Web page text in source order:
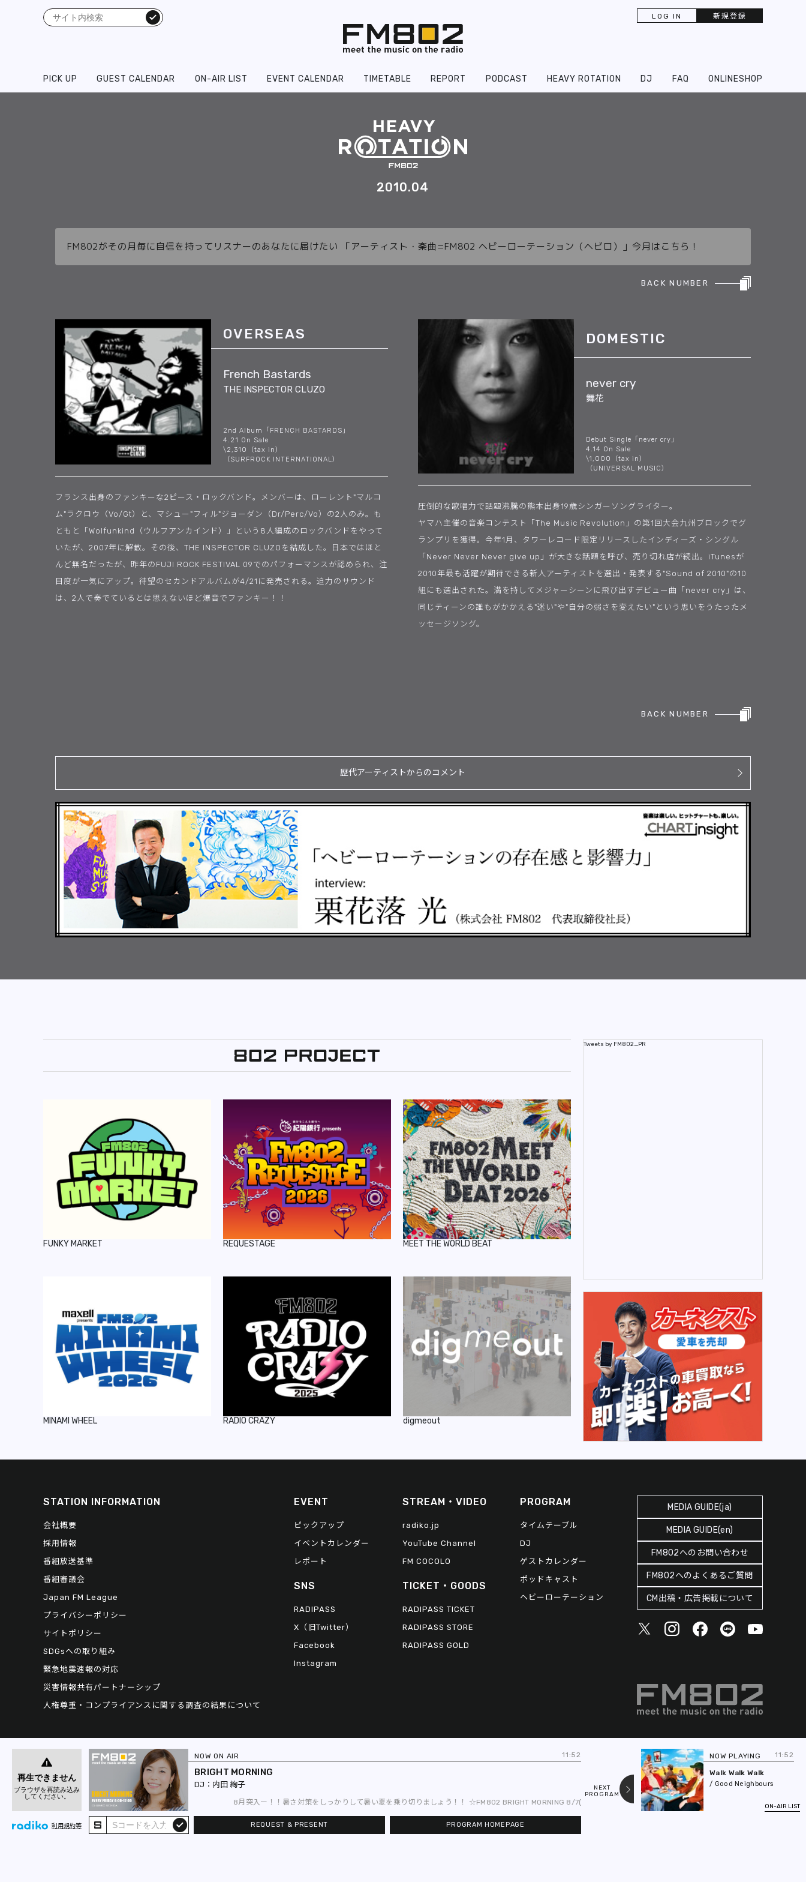
LOG IN 新規登録
検索
PICK UP GUEST CALENDAR ON-AIR LIST EVENT CALENDAR TIMETABLE REPORT PODCAST HEAVY ROTATION DJ FAQ ONLINESHOP
利用規約等
NOW ON AIR 11:52
BRIGHT MORNING
内田 絢子
8月突入ー！！暑さ対策をしっかりして暑い夏を乗り切りましょう！！ ☆FM802 BRIGHT MORNING 8/7(金)メニュー☆●6時台：【ReN】からモーニングメッセージが到着！●7
NEXT
PROGRAM
submit REQUEST & PRESENT PROGRAM HOMEPAGE
PREV
PROGRAM
まだ間に合う週末行楽情
NOW PLAYING 11:52
Walk Walk Walk
/ Good Neighbours
ON-AIR LIST
2010.04
FM802がその月毎に自信を持ってリスナーのあなたに届けたい 「アーティスト・楽曲=FM802 ヘビーローテーション（ヘビロ）」今月はこちら！
BACK NUMBER
OVERSEAS
French Bastards
THE INSPECTOR CLUZO
2nd Album「FRENCH BASTARDS」
4.21 On Sale
\2,310（tax in）
（SURFROCK INTERNATIONAL）
フランス出身のファンキーな2ピース・ロックバンド。メンバーは、ローレント"マルコ
ム"ラクロウ（Vo/Gt）と、マシュー"フィル"ジョーダン（Dr/Perc/Vo）の2人のみ。も
ともと「Wolfunkind（ウルフアンカインド）」という8人編成のロックバンドをやって
いたが、2007年に解散。その後、THE INSPECTOR CLUZOを結成した。日本ではほと
んど無名だったが、昨年のFUJI ROCK FESTIVAL 09でのパフォーマンスが認められ、注
目度が一気にアップ。待望のセカンドアルバムが4/21に発売される。迫力のサウンド
は、2人で奏でているとは思えないほど爆音でファンキー！！
DOMESTIC
never cry
舞花
Debut Single「never cry」
4.14 On Sale
\1,000（tax in）
（UNIVERSAL MUSIC）
圧倒的な歌唱力で話題沸騰の熊本出身19歳シンガーソングライター。
ヤマハ主催の音楽コンテスト「The Music Revolution」の第1回大会九州ブロックでグ
ランプリを獲得。今年1月、タワーレコード限定リリースしたインディーズ・シングル
「Never Never Never give up」が大きな話題を呼び、売り切れ店が続出。iTunesが
2010年最も活躍が期待できる新人アーティストを選出・発表する"Sound of 2010"の10
組にも選出された。満を持してメジャーシーンに飛び出すデビュー曲「never cry」は、
同じティーンの誰もがかかえる"迷い"や"自分の弱さを変えたい"という思いをうたったメ
ッセージソング。
BACK NUMBER
歴代アーティストからのコメント
FUNKY MARKET REQUESTAGE MEET THE WORLD BEAT
MINAMI WHEEL RADIO CRAZY digmeout
Tweets by FM802_PR
STATION INFORMATION
会社概要
採用情報
番組放送基準
番組審議会
Japan FM League
プライバシーポリシー
サイトポリシー
SDGsへの取り組み
緊急地震速報の対応
災害情報共有パートナーシップ
人権尊重・コンプライアンスに関する調査の結果について
EVENT
ピックアップ
イベントカレンダー
レポート
SNS
RADIPASS
X（旧Twitter）
Facebook
Instagram
STREAM・VIDEO
radiko.jp
YouTube Channel
FM COCOLO
TICKET・GOODS
RADIPASS TICKET
RADIPASS STORE
RADIPASS GOLD
PROGRAM
タイムテーブル
DJ
ゲストカレンダー
ポッドキャスト
ヘビーローテーション
MEDIA GUIDE(ja)
MEDIA GUIDE(en)
FM802へのお問い合わせ
FM802へのよくあるご質問
CM出稿・広告掲載について